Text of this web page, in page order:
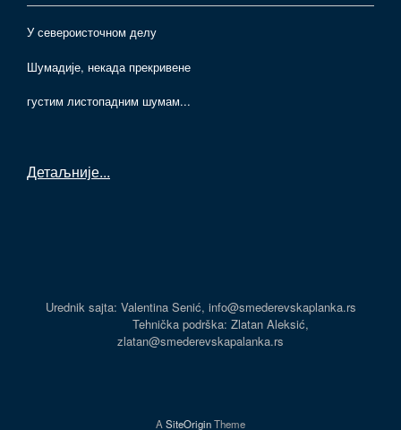
У североисточном делу
Шумадије, некада прекривене
густим листопадним шумам...
Детаљније...
Urednik sajta: Valentina Senić, info@smederevskaplanka.rs
Tehnička podrška: Zlatan Aleksić,
zlatan@smederevskapalanka.rs
A SiteOriginTheme